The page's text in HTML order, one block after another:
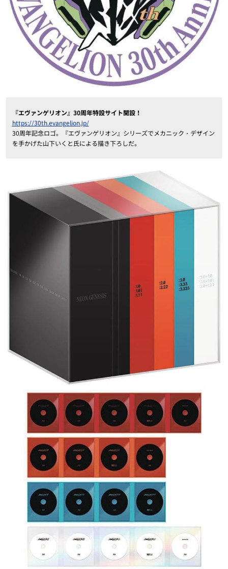
『エヴァンゲリオン』30周年特設サイト開設！
https://30th.evangelion.jp/
30周年記念ロゴ。『エヴァンゲリオン』シリーズでメカニック・デザイン
を手かげた山下いくと氏による描き下ろしだ。